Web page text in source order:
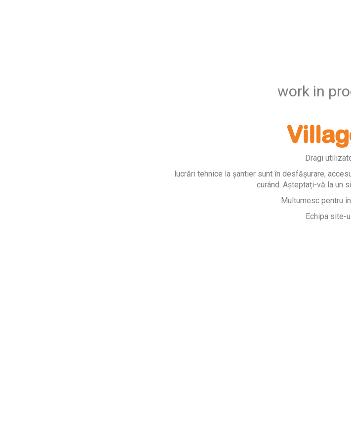
work in
Dragi
lucrări tehnice la șantier sunt în desfășurare,
curând. Așteptați-vă la un
Multumesc pentru
Echipa site-